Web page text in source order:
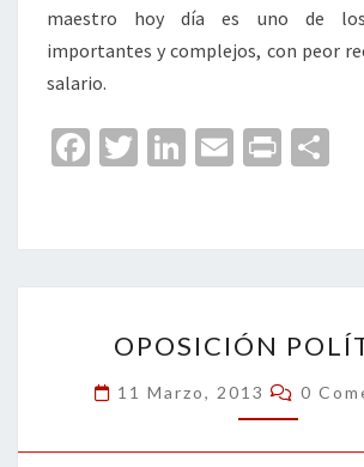
maestro hoy día es uno de
importantes y complejos, con peor
salario.
Fa
o
o
T
er
Li
dI
n
E
l
Pr
p
ar
POLÍTICA
OPOSICIÓN
11 Marzo, 2013 0